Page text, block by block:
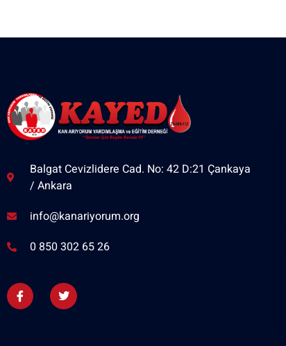
Balgat Cevizlidere Cad. No: 42 D:21 Çankaya
/ Ankara
info@kanariyorum.org
0 850 302 65 26